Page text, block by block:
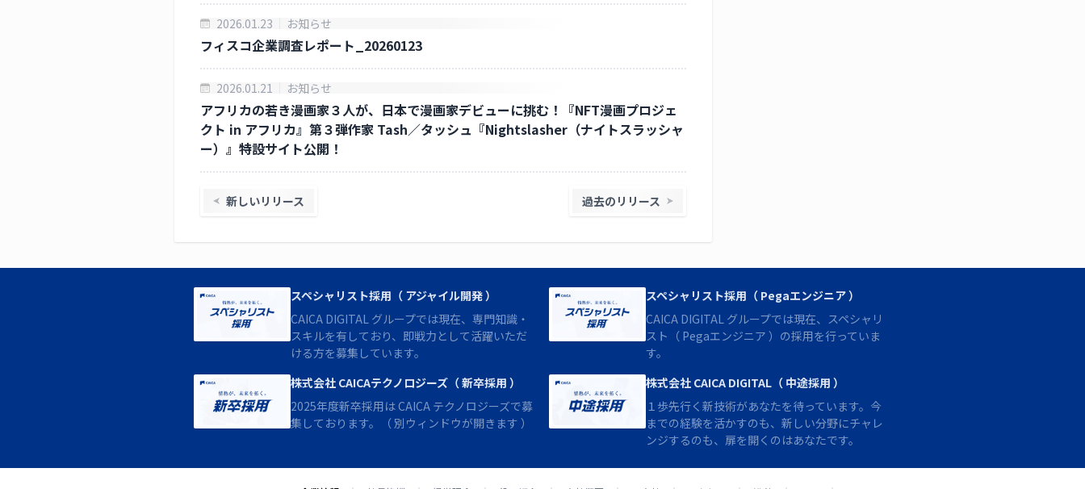
2026.01.23 お知らせ
フィスコ企業調査レポート_20260123
2026.01.21 お知らせ
アフリカの若き漫画家３人が、日本で漫画家デビューに挑む！『NFT漫画プロジェ
クト in アフリカ』第３弾作家 Tash／タッシュ『Nightslasher（ナイトスラッシャ
ー）』特設サイト公開！
新しいリリース 過去のリリース
スペシャリスト採用（ アジャイル開発 ）
CAICA DIGITAL グループでは現在、専門知識・
スキルを有しており、即戦力として活躍いただ
ける方を募集しています。
スペシャリスト採用（ Pegaエンジニア ）
CAICA DIGITAL グループでは現在、スペシャリ
スト（ Pegaエンジニア ）の採用を行っていま
す。
株式会社 CAICAテクノロジーズ（ 新卒採用 ）
2025年度新卒採用は CAICA テクノロジーズで募
集しております。（ 別ウィンドウが開きます ）
株式会社 CAICA DIGITAL（ 中途採用 ）
１歩先行く新技術があなたを待っています。今
までの経験を活かすのも、新しい分野にチャレ
ンジするのも、扉を開くのはあなたです。